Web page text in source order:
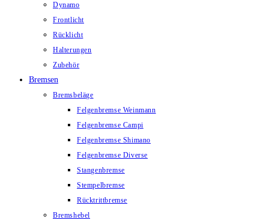
Dynamo
Frontlicht
Rücklicht
Halterungen
Zubehör
Bremsen
Bremsbeläge
Felgenbremse Weinmann
Felgenbremse Campi
Felgenbremse Shimano
Felgenbremse Diverse
Stangenbremse
Stempelbremse
Rücktrittbremse
Bremshebel